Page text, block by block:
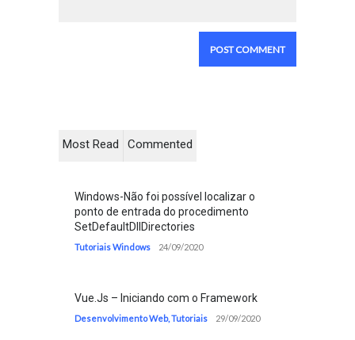
Most Read Commented
Windows-Não foi possível localizar o
ponto de entrada do procedimento
SetDefaultDllDirectories
Tutoriais Windows 24/09/2020
Vue.Js – Iniciando com o Framework
Desenvolvimento Web,Tutoriais 29/09/2020